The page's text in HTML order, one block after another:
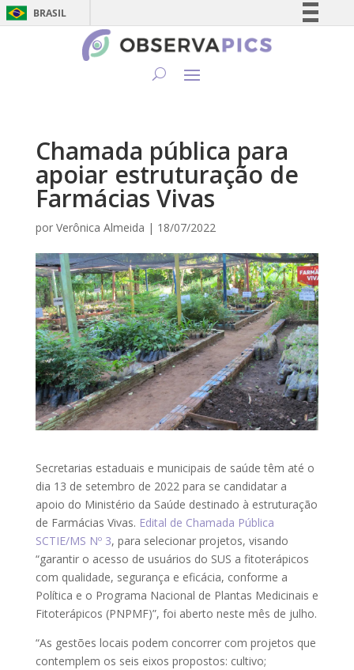
BRASIL
Simplifique!
Canais
Chamada pública para
apoiar estruturação de
Farmácias Vivas
por Verônica Almeida | 18/07/2022
Secretarias estaduais e municipais de saúde têm até o
dia 13 de setembro de 2022 para se candidatar a
apoio do Ministério da Saúde destinado à estruturação
de Farmácias Vivas. Edital de Chamada Pública
SCTIE/MS Nº 3, para selecionar projetos, visando
“garantir o acesso de usuários do SUS a fitoterápicos
com qualidade, segurança e eficácia, conforme a
Política e o Programa Nacional de Plantas Medicinais e
Fitoterápicos (PNPMF)”, foi aberto neste mês de julho.
“As gestões locais podem concorrer com projetos que
contemplem os seis eixos propostos: cultivo;